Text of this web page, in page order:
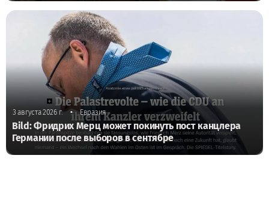
3 августа 2026 г. • Евразия
Bild: Фридрих Мерц может покинуть пост канцлера
Германии после выборов в сентябре